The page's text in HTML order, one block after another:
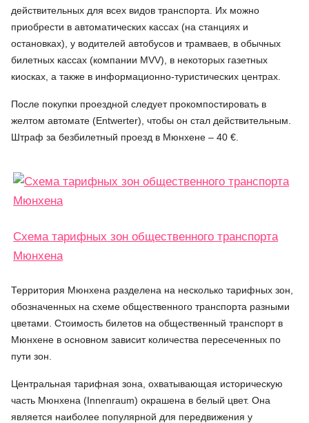
действительных для всех видов транспорта. Их можно
приобрести в автоматических кассах (на станциях и
остановках), у водителей автобусов и трамваев, в обычных
билетных кассах (компании MVV), в некоторых газетных
киосках, а также в информационно-туристических центрах.
После покупки проездной следует прокомпостировать в
желтом автомате (Entwerter), чтобы он стал действительным.
Штраф за безбилетный проезд в Мюнхене – 40 €.
Схема тарифных зон общественного транспорта
Мюнхена
Территория Мюнхена разделена на несколько тарифных зон,
обозначенных на схеме общественного транспорта разными
цветами. Стоимость билетов на общественный транспорт в
Мюнхене в основном зависит количества пересеченных по
пути зон.
Центральная тарифная зона, охватывающая историческую
часть Мюнхена (Innenraum) окрашена в белый цвет. Она
является наиболее популярной для передвижения у